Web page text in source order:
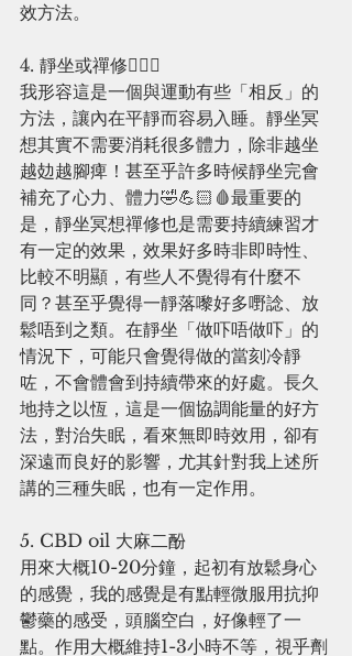
效方法。
4. 靜坐或禪修🧘🏻‍♀️
我形容這是一個與運動有些「相反」的
方法，讓內在平靜而容易入睡。靜坐冥
想其實不需要消耗很多體力，除非越坐
越攰越腳痺！甚至乎許多時候靜坐完會
補充了心力、體力🤣💪🏻🩸最重要的
是，靜坐冥想禪修也是需要持續練習才
有一定的效果，效果好多時非即時性、
比較不明顯，有些人不覺得有什麼不
同？甚至乎覺得一靜落嚟好多嘢諗、放
鬆唔到之類。在靜坐「做吓唔做吓」的
情況下，可能只會覺得做的當刻冷靜
咗，不會體會到持續帶來的好處。長久
地持之以恆，這是一個協調能量的好方
法，對治失眠，看來無即時效用，卻有
深遠而良好的影響，尤其針對我上述所
講的三種失眠，也有一定作用。
5. CBD oil 大麻二酚
用來大概10-20分鐘，起初有放鬆身心
的感覺，我的感覺是有點輕微服用抗抑
鬱藥的感受，頭腦空白，好像輕了一
點。作用大概維持1-3小時不等，視乎劑